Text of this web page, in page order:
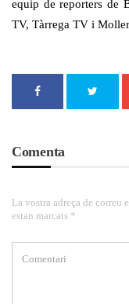
equip de reporters de
TV, Tàrrega TV i
Comenta
La vostra adreça de
estan marcats *